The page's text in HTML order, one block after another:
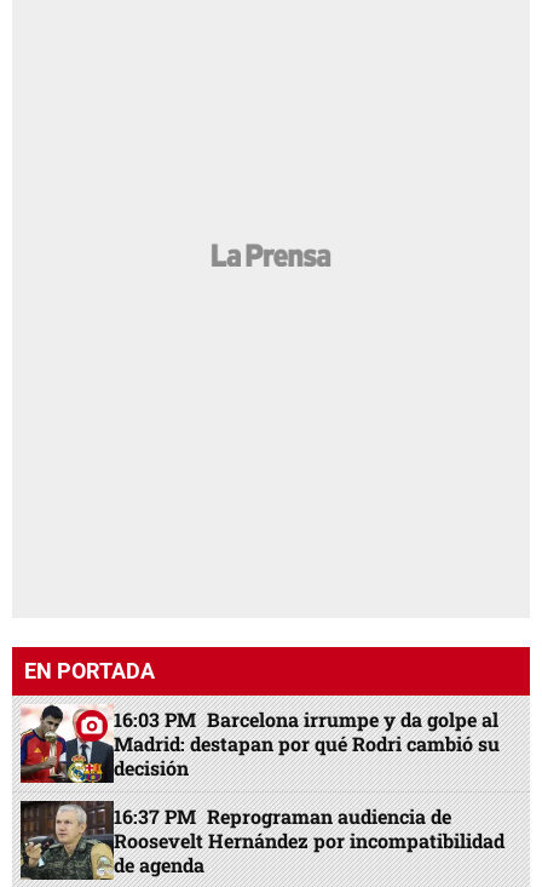
EN PORTADA
16:03 PM Barcelona irrumpe y da golpe al
Madrid: destapan por qué Rodri cambió su
decisión
16:37 PM Reprograman audiencia de
Roosevelt Hernández por incompatibilidad
de agenda